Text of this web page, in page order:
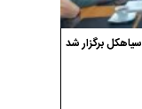
برگزار شد